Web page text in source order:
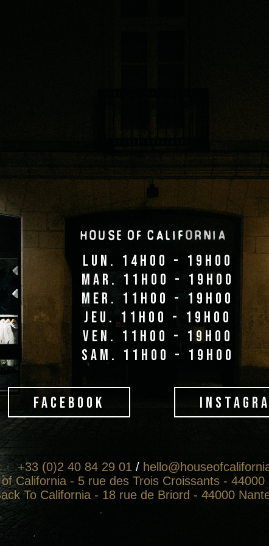
lun. 14h00 - 19h00
mar. 11h00 - 19h00
mer. 11h00 - 19h00
jeu. 11h00 - 19h00
ven. 11h00 - 19h00
sam. 11h00 - 19h00
FACEBOOK
+33 (0)2 40 84 29 01 /
California - 5 rue des Trois Croissants -
To California - 18 rue de Briord - 44000